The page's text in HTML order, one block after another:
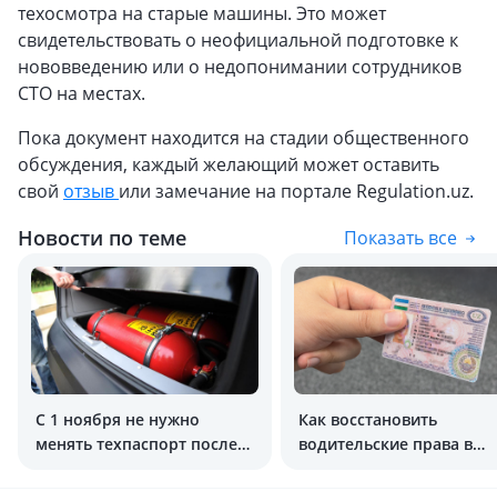
техосмотра на старые машины. Это может
свидетельствовать о неофициальной подготовке к
нововведению или о недопонимании сотрудников
СТО на местах.
Пока документ находится на стадии общественного
обсуждения, каждый желающий может оставить
свой отзыв или замечание на портале Regulation.uz.
Новости по теме Показать все
C 1 ноября не нужно
менять техпаспорт после
Как восстановить
водительские права в